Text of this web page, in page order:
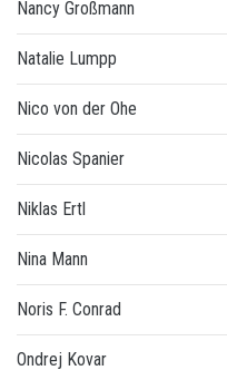
Nancy Großmann
Natalie Lumpp
Nico von der Ohe
Nicolas Spanier
Niklas Ertl
Nina Mann
Noris F. Conrad
Ondrej Kovar